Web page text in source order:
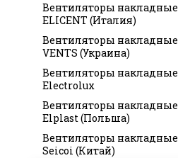
Вентиляторы накладные
ELICENT (Италия)
Вентиляторы накладные
VENTS (Украина)
Вентиляторы накладные
Electrolux
Вентиляторы накладные
Elplast (Польша)
Вентиляторы накладные
Seicoi (Китай)